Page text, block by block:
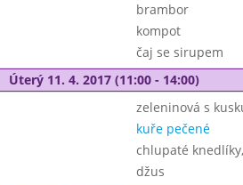
brambor
kompot
čaj se sirupem
Úterý 11. 4. 2017 (11:00 - 14:00)
zeleninová s
kuře pečené
chlupaté
džus